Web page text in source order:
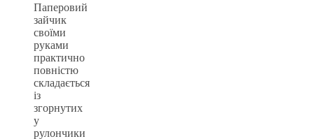
Паперовий
зайчик
своїми
руками
практично
повністю
складається
із
згорнутих
у
рулончики